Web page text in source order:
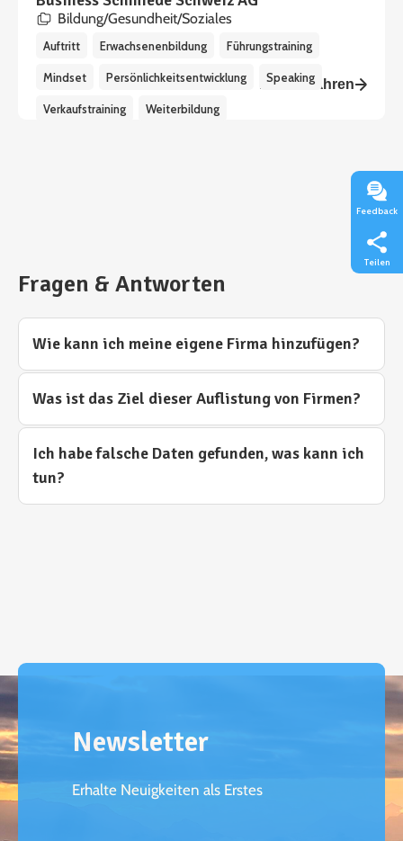
Bildung/Gesundheit/Soziales
Auftritt Erwachsenenbildung Führungstraining
Mindset Persönlichkeitsentwicklung Speaking
Verkaufstraining Weiterbildung
Mehr erfahren
Fragen & Antworten
Wie kann ich meine eigene Firma hinzufügen?
Was ist das Ziel dieser Auflistung von Firmen?
Ich habe falsche Daten gefunden, was kann ich
tun?
Newsletter
Erhalte Neuigkeiten als Erstes
Feedback
Teilen